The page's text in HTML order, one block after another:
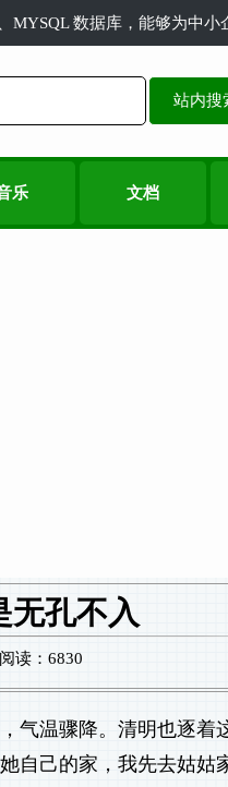
MYSQL 数据库，能够为中小
站内搜
乐 文档
无孔不入
读：6830
气温骤降。清明也逐着
自己的家，我先去姑姑